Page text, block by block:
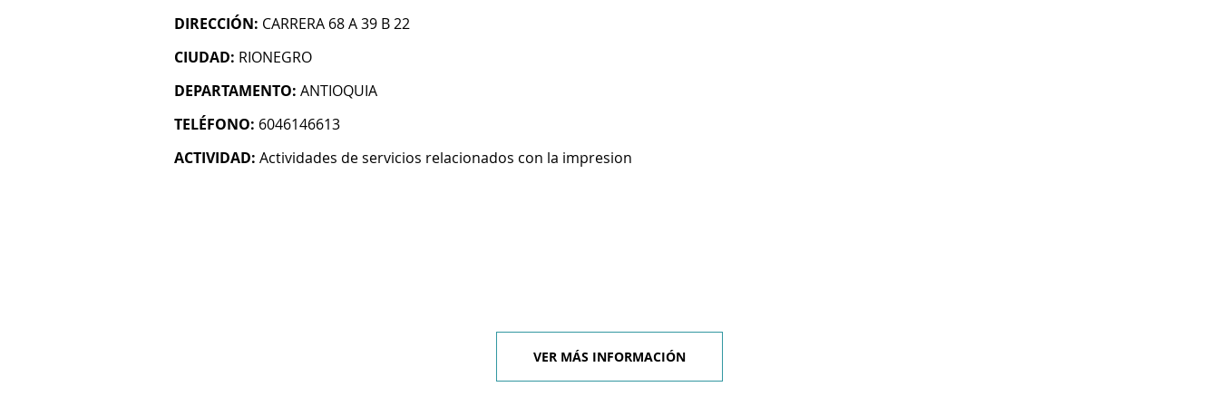
DIRECCIÓN: CARRERA 68 A 39 B 22
CIUDAD: RIONEGRO
DEPARTAMENTO: ANTIOQUIA
TELÉFONO: 6046146613
ACTIVIDAD: Actividades de servicios relacionados con la impresion
VER MÁS INFORMACIÓN